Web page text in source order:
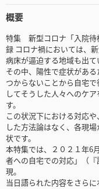
概要
特集 新型コロナ「入院
録 コロナ禍においては、
病床が逼迫する地域も出て
その中、陽性で症状があ
つからないことから自宅
してそうした人々へのケ
す。
この状況下における対応
した方法論はなく、各現
状です。
本特集では、２０２１年6
者への自宅での対応」（
現。
当日語られた内容をさらに